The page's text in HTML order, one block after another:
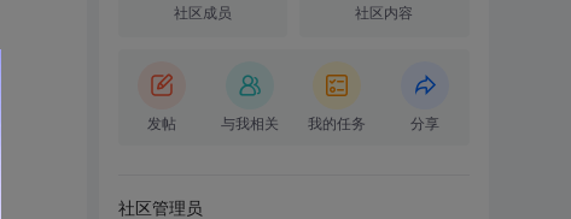
社区成员 社区内容
发帖 与我相关 我的任务 分享
社区管理员